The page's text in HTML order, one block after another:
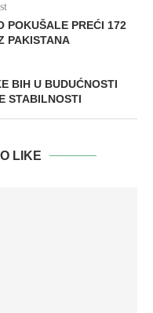
POKUŠALE PREĆI 172
PAKISTANA
BIH U BUDUĆNOSTI
STABILNOSTI
LIKE